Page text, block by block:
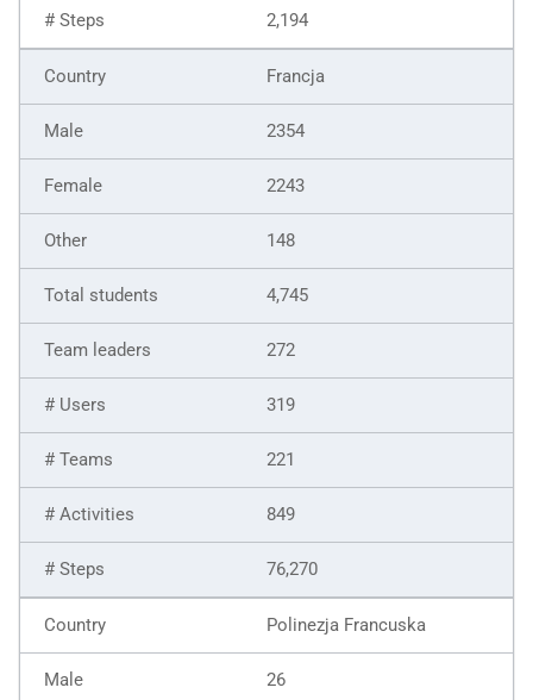
2,194
Francja
2354
2243
148
4,745
272
319
221
849
76,270
Polinezja Francuska
26